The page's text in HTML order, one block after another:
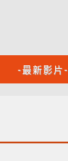
-最新影片-